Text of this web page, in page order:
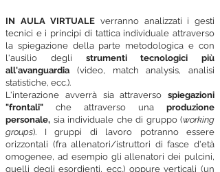
IN AULA VIRTUALE verranno analizzati i gesti
tecnici e i principi di tattica individuale attraverso
la spiegazione della parte metodologica e con
l'ausilio degli strumenti tecnologici più
all'avanguardia (video, match analysis, analisi
statistiche, ecc.).
L'interazione avverrà sia attraverso spiegazioni
"frontali" che attraverso una produzione
personale, sia individuale che di gruppo (working
groups). I gruppi di lavoro potranno essere
orizzontali (fra allenatori/istruttori di fasce d'età
omogenee, ad esempio gli allenatori dei pulcini,
quelli degli esordienti, ecc.) oppure verticali (un